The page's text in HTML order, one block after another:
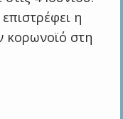
η
κορωνοϊό στη